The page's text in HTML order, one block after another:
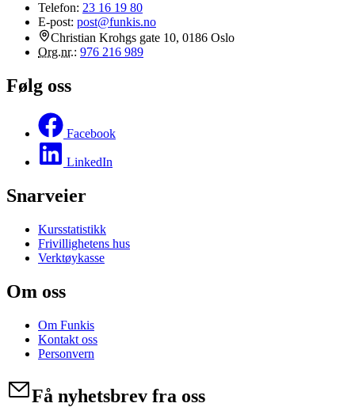
Telefon: 23 16 19 80
E-post: post@funkis.no
Christian Krohgs gate 10, 0186 Oslo
Org.nr.: 976 216 989
Følg oss
Facebook
LinkedIn
Snarveier
Kursstatistikk
Frivillighetens hus
Verktøykasse
Om oss
Om Funkis
Kontakt oss
Personvern
Få nyhetsbrev fra oss